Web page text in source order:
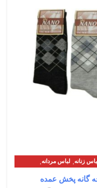
زنانه لباس مردانه
گانه پخش عمده